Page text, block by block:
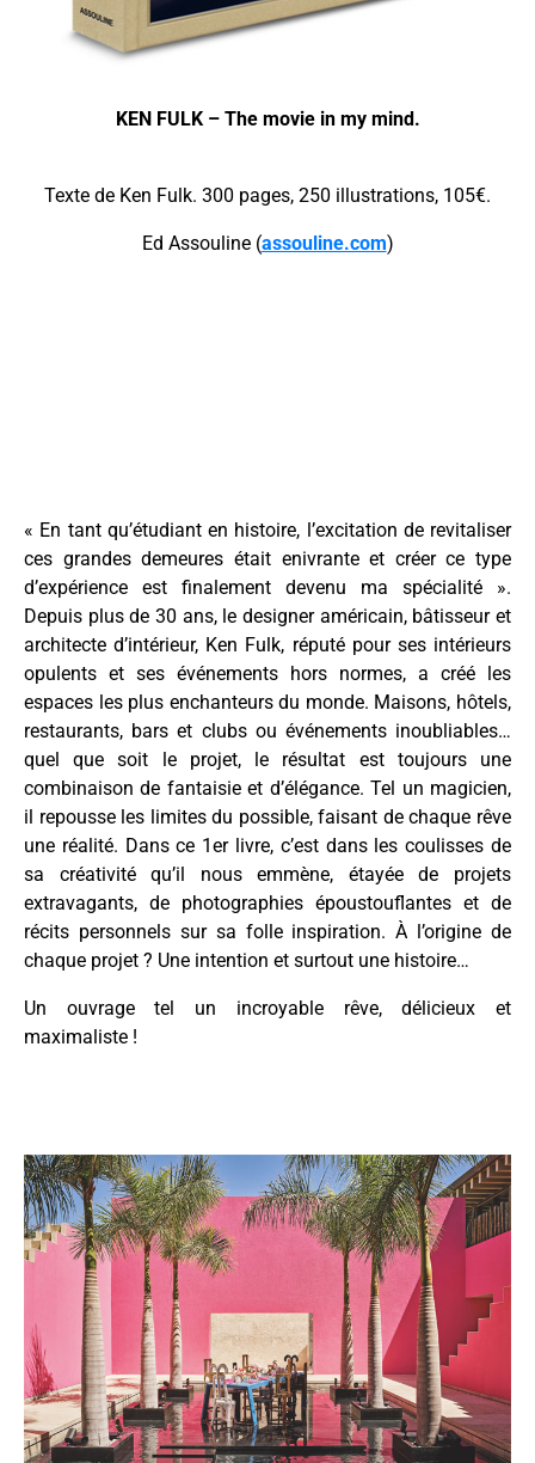
KEN FULK – The movie in my mind.
Texte de Ken Fulk. 300 pages, 250 illustrations, 105€.
Ed Assouline (assouline.com)
« En tant qu’étudiant en histoire, l’excitation de revitaliser
ces grandes demeures était enivrante et créer ce type
d’expérience est finalement devenu ma spécialité ».
Depuis plus de 30 ans, le designer américain, bâtisseur et
architecte d’intérieur, Ken Fulk, réputé pour ses intérieurs
opulents et ses événements hors normes, a créé les
espaces les plus enchanteurs du monde. Maisons, hôtels,
restaurants, bars et clubs ou événements inoubliables…
quel que soit le projet, le résultat est toujours une
combinaison de fantaisie et d’élégance. Tel un magicien,
il repousse les limites du possible, faisant de chaque rêve
une réalité. Dans ce 1er livre, c’est dans les coulisses de
sa créativité qu’il nous emmène, étayée de projets
extravagants, de photographies époustouflantes et de
récits personnels sur sa folle inspiration. À l’origine de
chaque projet ? Une intention et surtout une histoire…
Un ouvrage tel un incroyable rêve, délicieux et
maximaliste !